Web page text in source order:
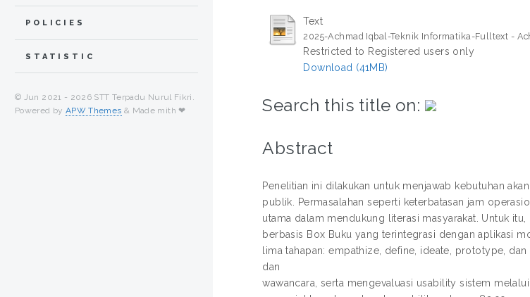
Text
2025-Achmad Iqbal-Teknik Informatika-Fulltext -
Restricted to Registered users only
Download (41MB)
Search this title on:
Abstract
Penelitian ini dilakukan untuk menjawab kebutuhan
publik. Permasalahan seperti keterbatasan jam
utama dalam mendukung literasi masyarakat. Untuk
berbasis Box Buku yang terintegrasi dengan aplikasi
lima tahapan: empathize, define, ideate, prototype,
dan
wawancara, serta mengevaluasi usability sistem
POLICIES
STATISTIC
© Jun 2021 - 2026 STT Terpadu Nurul Fikri.
Powered by APW Themes & Made mith ❤